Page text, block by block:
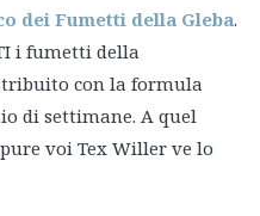
dei Fumetti della Gleba.
i fumetti della
con la formula
di settimane. A quel
voi Tex Willer ve lo